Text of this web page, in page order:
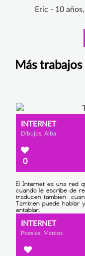
Eric - 10
Más
INTERNET
Dibujos, Alba
0
INTERNET
Poesías, Marcos